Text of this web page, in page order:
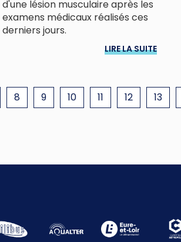
d'une lésion musculaire après les
examens médicaux réalisés ces
derniers jours.
LIRE LA SUITE
8 9 10 11 12 13